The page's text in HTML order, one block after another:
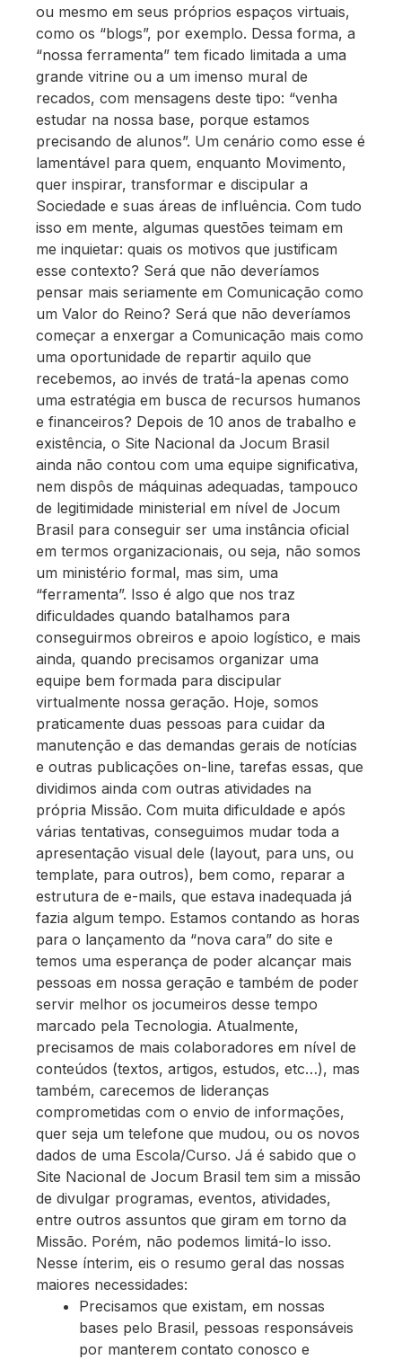
ou mesmo em seus próprios espaços virtuais,
como os “blogs”, por exemplo. Dessa forma, a
“nossa ferramenta” tem ficado limitada a uma
grande vitrine ou a um imenso mural de
recados, com mensagens deste tipo: “venha
estudar na nossa base, porque estamos
precisando de alunos”. Um cenário como esse é
lamentável para quem, enquanto Movimento,
quer inspirar, transformar e discipular a
Sociedade e suas áreas de influência. Com tudo
isso em mente, algumas questões teimam em
me inquietar: quais os motivos que justificam
esse contexto? Será que não deveríamos
pensar mais seriamente em Comunicação como
um Valor do Reino? Será que não deveríamos
começar a enxergar a Comunicação mais como
uma oportunidade de repartir aquilo que
recebemos, ao invés de tratá-la apenas como
uma estratégia em busca de recursos humanos
e financeiros? Depois de 10 anos de trabalho e
existência, o Site Nacional da Jocum Brasil
ainda não contou com uma equipe significativa,
nem dispôs de máquinas adequadas, tampouco
de legitimidade ministerial em nível de Jocum
Brasil para conseguir ser uma instância oficial
em termos organizacionais, ou seja, não somos
um ministério formal, mas sim, uma
“ferramenta”. Isso é algo que nos traz
dificuldades quando batalhamos para
conseguirmos obreiros e apoio logístico, e mais
ainda, quando precisamos organizar uma
equipe bem formada para discipular
virtualmente nossa geração. Hoje, somos
praticamente duas pessoas para cuidar da
manutenção e das demandas gerais de notícias
e outras publicações on-line, tarefas essas, que
dividimos ainda com outras atividades na
própria Missão. Com muita dificuldade e após
várias tentativas, conseguimos mudar toda a
apresentação visual dele (layout, para uns, ou
template, para outros), bem como, reparar a
estrutura de e-mails, que estava inadequada já
fazia algum tempo. Estamos contando as horas
para o lançamento da “nova cara” do site e
temos uma esperança de poder alcançar mais
pessoas em nossa geração e também de poder
servir melhor os jocumeiros desse tempo
marcado pela Tecnologia. Atualmente,
precisamos de mais colaboradores em nível de
conteúdos (textos, artigos, estudos, etc…), mas
também, carecemos de lideranças
comprometidas com o envio de informações,
quer seja um telefone que mudou, ou os novos
dados de uma Escola/Curso. Já é sabido que o
Site Nacional de Jocum Brasil tem sim a missão
de divulgar programas, eventos, atividades,
entre outros assuntos que giram em torno da
Missão. Porém, não podemos limitá-lo isso.
Nesse ínterim, eis o resumo geral das nossas
maiores necessidades:
Precisamos que existam, em nossas
bases pelo Brasil, pessoas responsáveis
por manterem contato conosco e